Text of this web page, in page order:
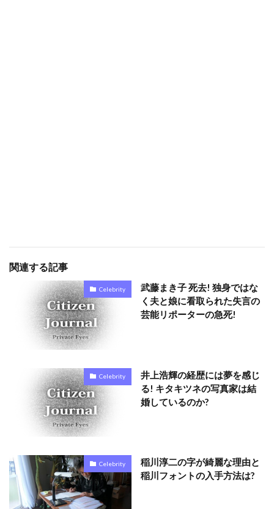
関連する記事
Celebrity
武藤まき子 死去! 独身ではな
く夫と娘に看取られた失言の
芸能リポーターの急死!
Celebrity
井上浩輝の経歴には夢を感じ
る! キタキツネの写真家は結
婚しているのか?
Celebrity
稲川淳二の字が綺麗な理由と
稲川フォントの入手方法は?